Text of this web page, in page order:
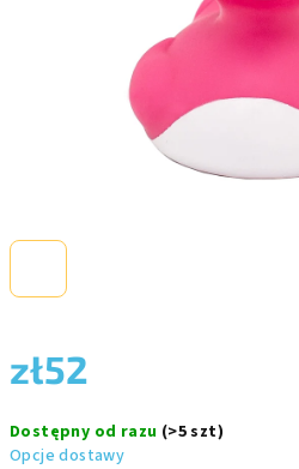
zł52
jednostkowa:
Dostępny od razu (>5 szt)
Opcje dostawy